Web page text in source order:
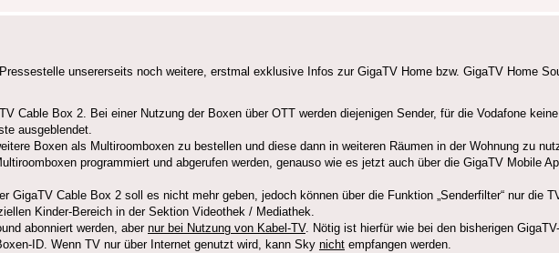
unsererseits noch weitere, erstmal exklusive Infos zur GigaTV Home bzw. GigaTV Home
Cable Box 2. Bei einer Nutzung der Boxen über OTT werden diejenigen Sender, für die Vodafone keine
ausgeblendet.
Boxen als Multiroomboxen zu bestellen und diese dann in weiteren Räumen in der Wohnung zu
programmiert und abgerufen werden, genauso wie es jetzt auch über die GigaTV Mobile
GigaTV Cable Box 2 soll es nicht mehr geben, jedoch können über die Funktion „Senderfilter“ nur die
Kinder-Bereich in der Sektion Videothek / Mediathek.
abonniert werden, aber nur bei Nutzung von Kabel-TV. Nötig ist hierfür wie bei den bisherigen GigaTV-
ID. Wenn TV nur über Internet genutzt wird, kann Sky nicht empfangen werden.